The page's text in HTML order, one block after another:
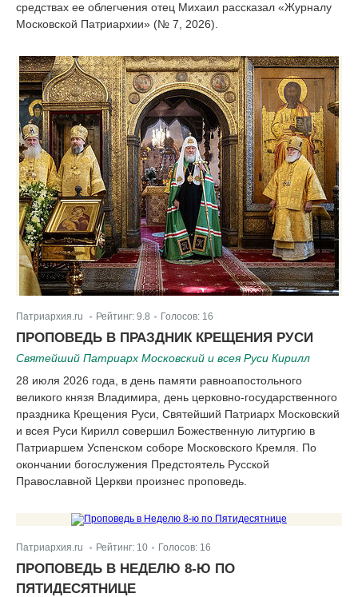
средствах ее облегчения отец Михаил рассказал «Журналу
Московской Патриархии» (№ 7, 2026).
Патриархия.ru Рейтинг: 9.8 Голосов: 16
ПРОПОВЕДЬ В ПРАЗДНИК КРЕЩЕНИЯ РУСИ
Святейший Патриарх Московский и всея Руси Кирилл
28 июля 2026 года, в день памяти равноапостольного
великого князя Владимира, день церковно-государственного
праздника Крещения Руси, Святейший Патриарх Московский
и всея Руси Кирилл совершил Божественную литургию в
Патриаршем Успенском соборе Московского Кремля. По
окончании богослужения Предстоятель Русской
Православной Церкви произнес проповедь.
Патриархия.ru | Рейтинг: 10 Голосов: 16
ПРОПОВЕДЬ В НЕДЕЛЮ 8-Ю ПО
ПЯТИДЕСЯТНИЦЕ